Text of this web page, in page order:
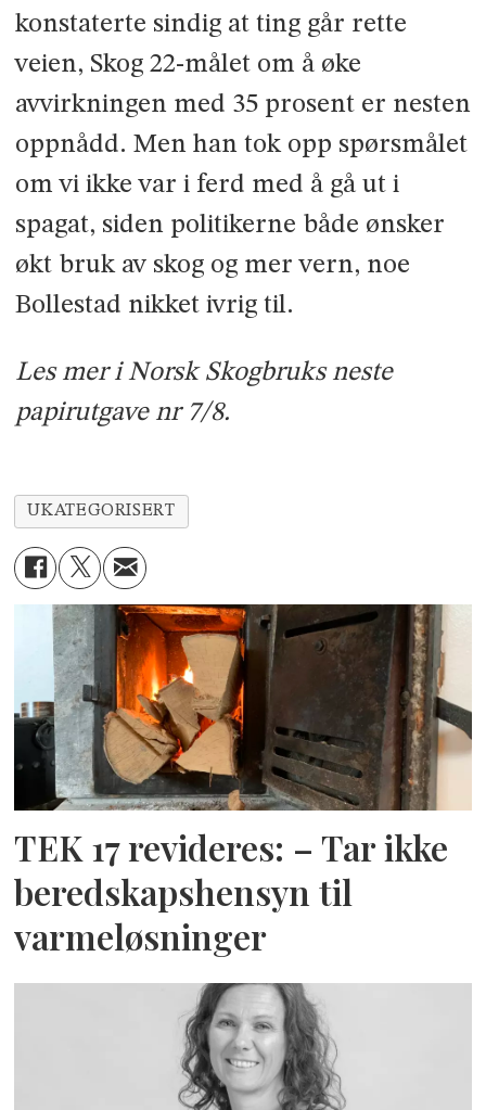
konstaterte sindig at ting går rette
veien, Skog 22-målet om å øke
avvirkningen med 35 prosent er nesten
oppnådd. Men han tok opp spørsmålet
om vi ikke var i ferd med å gå ut i
spagat, siden politikerne både ønsker
økt bruk av skog og mer vern, noe
Bollestad nikket ivrig til.
Les mer i Norsk Skogbruks neste
papirutgave nr 7/8.
UKATEGORISERT
TEK 17 revideres: – Tar ikke
beredskapshensyn til
varmeløsninger